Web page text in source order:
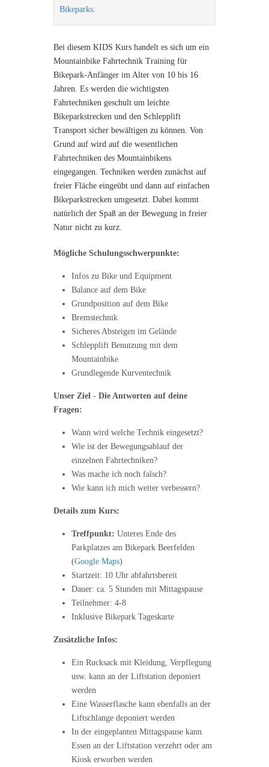
Bikeparks.
Bei diesem KIDS Kurs handelt es sich um ein
Mountainbike Fahrtechnik Training für
Bikepark-Anfänger im Alter von 10 bis 16
Jahren. Es werden die wichtigsten
Fahrtechniken geschult um leichte
Bikeparkstrecken und den Schlepplift
Transport sicher bewältigen zu können. Von
Grund auf wird auf die wesentlichen
Fahrtechniken des Mountainbikens
eingegangen. Techniken werden zunächst auf
freier Fläche eingeübt und dann auf einfachen
Bikeparkstrecken umgesetzt. Dabei kommt
natürlich der Spaß an der Bewegung in freier
Natur nicht zu kurz.
Mögliche Schulungsschwerpunkte:
Infos zu Bike und Equipment
Balance auf dem Bike
Grundposition auf dem Bike
Bremstechnik
Sicheres Absteigen im Gelände
Schlepplift Benutzung mit dem
Mountainbike
Grundlegende Kurventechnik
Unser Ziel - Die Antworten auf deine
Fragen:
Wann wird welche Technik eingesetzt?
Wie ist der Bewegungsablauf der
einzelnen Fahrtechniken?
Was mache ich noch falsch?
Wie kann ich mich weiter verbessern?
Details zum Kurs:
Treffpunkt: Unteres Ende des
Parkplatzes am Bikepark Beerfelden
(Google Maps)
Startzeit: 10 Uhr abfahrtsbereit
Dauer: ca. 5 Stunden mit Mittagspause
Teilnehmer: 4-8
Inklusive Bikepark Tageskarte
Zusätzliche Infos:
Ein Rucksack mit Kleidung, Verpflegung
usw. kann an der Liftstation deponiert
werden
Eine Wasserflasche kann ebenfalls an der
Liftschlange deponiert werden
In der eingeplanten Mittagspause kann
Essen an der Liftstation verzehrt oder am
Kiosk erworben werden